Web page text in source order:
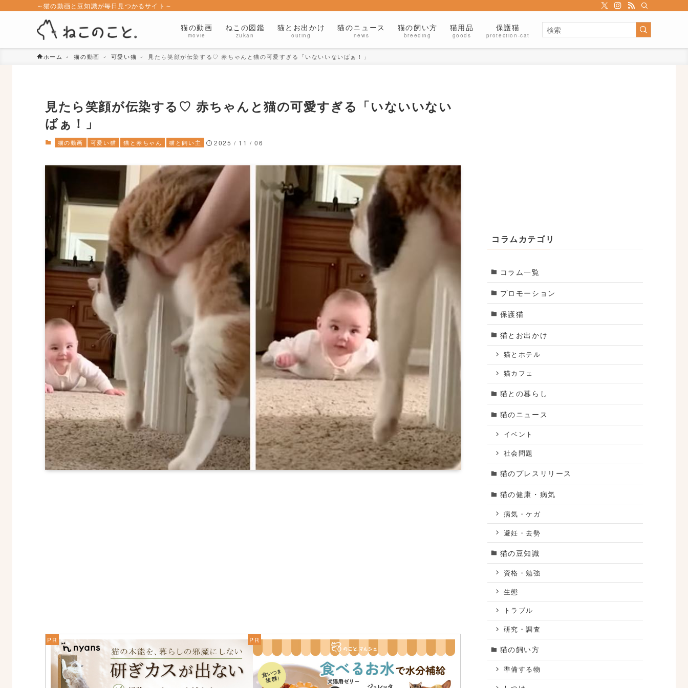
～猫の動画と豆知識が毎日見つかるサイト～
猫の動画
movie
ねこの図鑑
zukan
猫とお出かけ
outing
猫のニュース
news
猫の飼い方
breeding
猫用品
goods
保護猫
protection-cat
ホーム 猫の動画 可愛い猫 見たら笑顔が伝染する♡ 赤ちゃんと猫の可愛すぎる「いないいないばぁ！」
見たら笑顔が伝染する♡ 赤ちゃんと猫の可愛すぎる「いないいない
ばぁ！」
猫の動画 可愛い猫 猫と赤ちゃん 猫と飼い主 2025 / 11 / 06
コラムカテゴリ
コラム一覧
プロモーション
保護猫
猫とお出かけ
猫とホテル
猫カフェ
猫との暮らし
猫のニュース
イベント
社会問題
猫のプレスリリース
猫の健康・病気
病気・ケガ
避妊・去勢
猫の豆知識
資格・勉強
生態
トラブル
研究・調査
猫の飼い方
準備する物